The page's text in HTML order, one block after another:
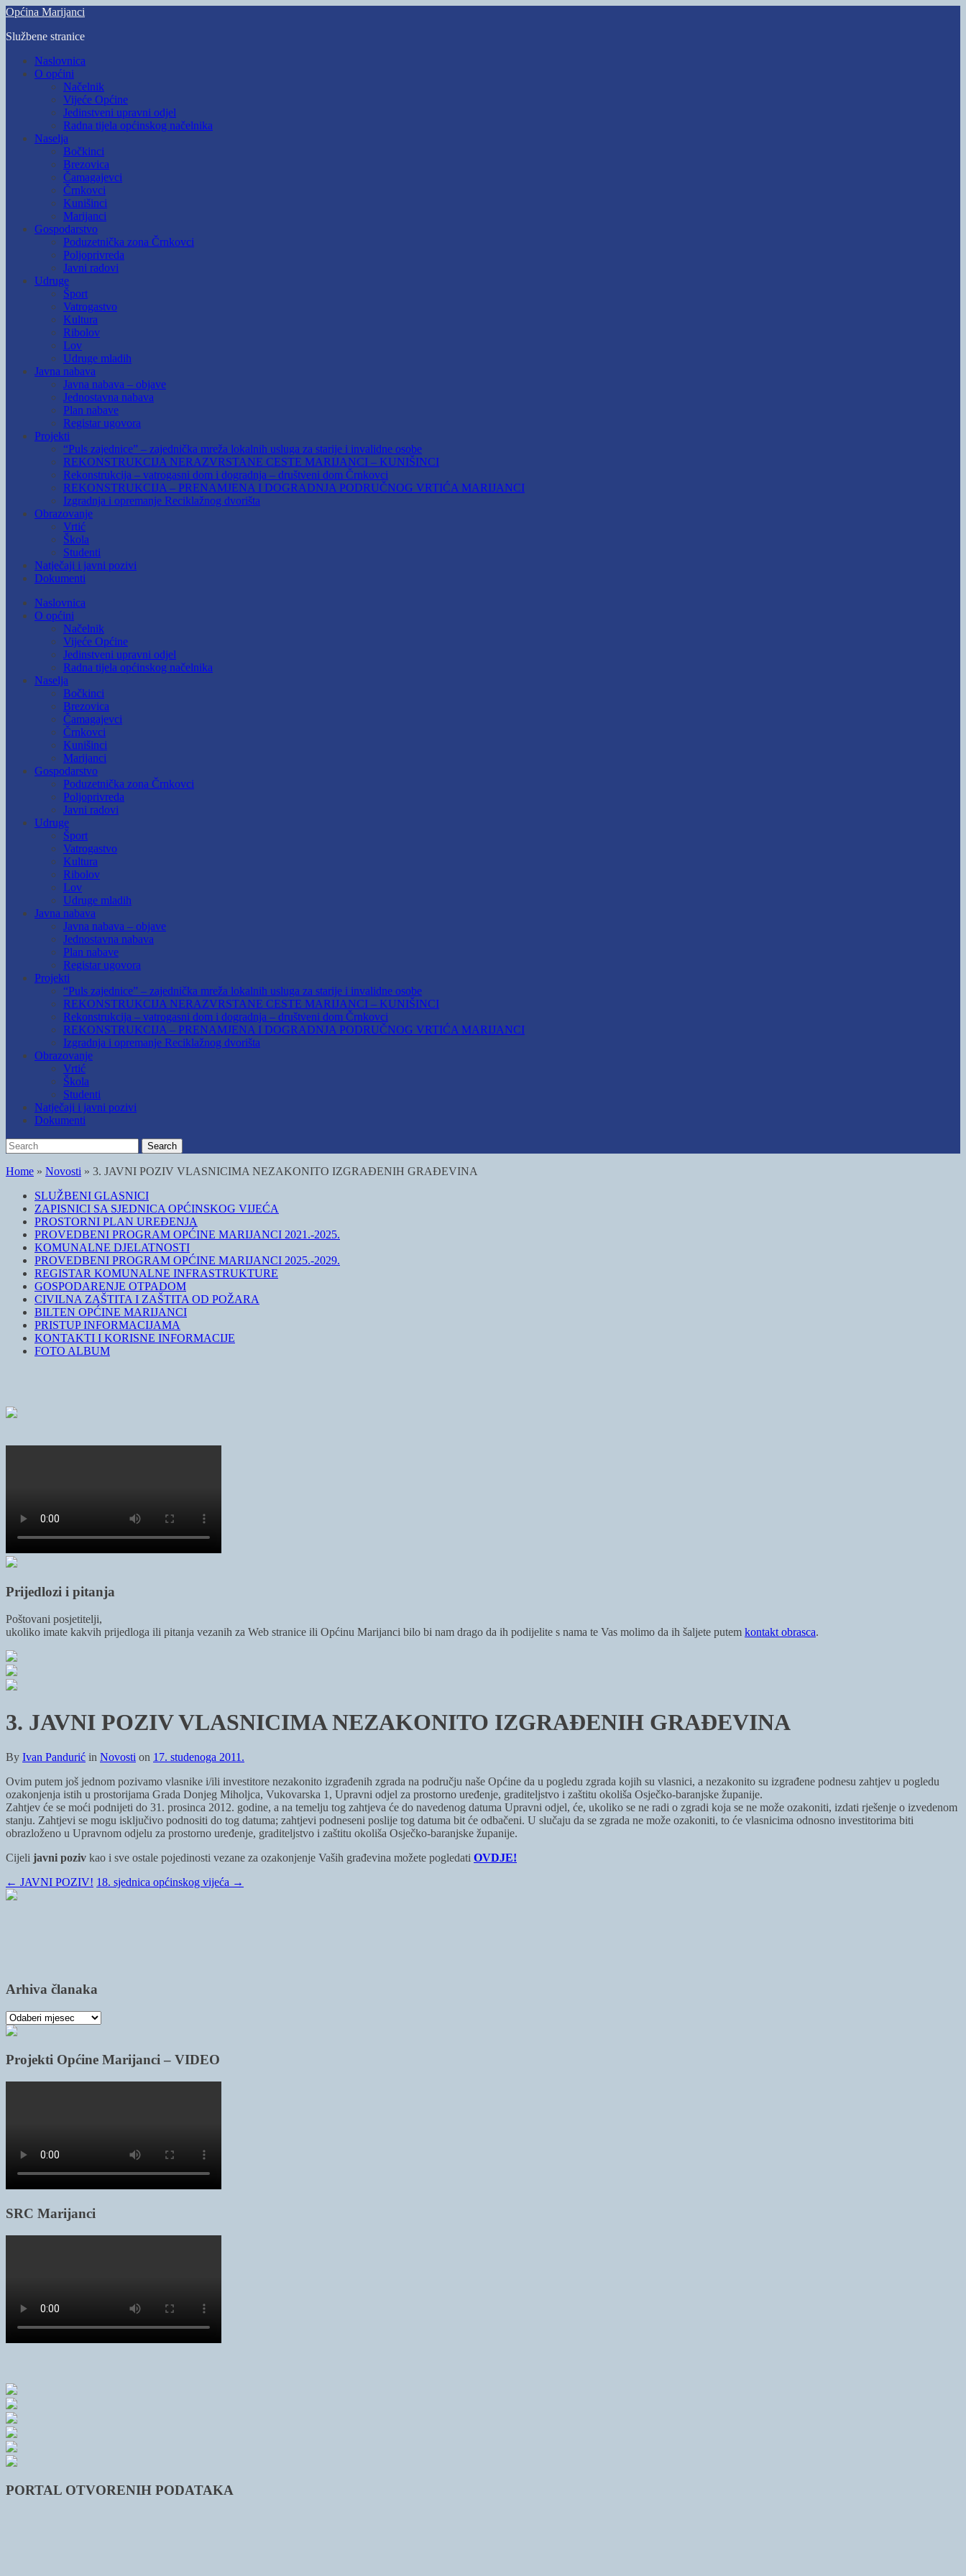
Skip
main
Općina Marijanci
Službene stranice
Toggle
mobile
Naslovnica
O općini
Načelnik
Vijeće Općine
Jedinstveni upravni odjel
Radna tijela općinskog načelnika
Naselja
Bočkinci
Brezovica
Čamagajevci
Črnkovci
Kunišinci
Marijanci
Gospodarstvo
Poduzetnička zona Črnkovci
Poljoprivreda
Javni radovi
Udruge
Šport
Vatrogastvo
Kultura
Ribolov
Lov
Udruge mladih
Javna nabava
Javna nabava – objave
Jednostavna nabava
Plan nabave
Registar ugovora
Projekti
“Puls zajednice” – zajednička mreža lokalnih usluga za starije i invalidne osobe
REKONSTRUKCIJA NERAZVRSTANE CESTE MARIJANCI – KUNIŠINCI
Rekonstrukcija – vatrogasni dom i dogradnja – društveni dom Črnkovci
REKONSTRUKCIJA – PRENAMJENA I DOGRADNJA PODRUČNOG VRTIĆA MARIJANCI
Izgradnja i opremanje Reciklažnog dvorišta
Obrazovanje
Vrtić
Škola
Studenti
Natječaji i javni pozivi
Dokumenti
Naslovnica
O općini
Načelnik
Vijeće Općine
Jedinstveni upravni odjel
Radna tijela općinskog načelnika
Naselja
Bočkinci
Brezovica
Čamagajevci
Črnkovci
Kunišinci
Marijanci
Gospodarstvo
Poduzetnička zona Črnkovci
Poljoprivreda
Javni radovi
Udruge
Šport
Vatrogastvo
Kultura
Ribolov
Lov
Udruge mladih
Javna nabava
Javna nabava – objave
Jednostavna nabava
Plan nabave
Registar ugovora
Projekti
“Puls zajednice” – zajednička mreža lokalnih usluga za starije i invalidne osobe
REKONSTRUKCIJA NERAZVRSTANE CESTE MARIJANCI – KUNIŠINCI
Rekonstrukcija – vatrogasni dom i dogradnja – društveni dom Črnkovci
REKONSTRUKCIJA – PRENAMJENA I DOGRADNJA PODRUČNOG VRTIĆA MARIJANCI
Izgradnja i opremanje Reciklažnog dvorišta
Obrazovanje
Vrtić
Škola
Studenti
Natječaji i javni pozivi
Dokumenti
Search
for:
Search
Home » Novosti » 3. JAVNI POZIV VLASNICIMA NEZAKONITO IZGRAĐENIH GRAĐEVINA
SLUŽBENI GLASNICI
ZAPISNICI SA SJEDNICA OPĆINSKOG VIJEĆA
PROSTORNI PLAN UREĐENJA
PROVEDBENI PROGRAM OPĆINE MARIJANCI 2021.-2025.
KOMUNALNE DJELATNOSTI
PROVEDBENI PROGRAM OPĆINE MARIJANCI 2025.-2029.
REGISTAR KOMUNALNE INFRASTRUKTURE
GOSPODARENJE OTPADOM
CIVILNA ZAŠTITA I ZAŠTITA OD POŽARA
BILTEN OPĆINE MARIJANCI
PRISTUP INFORMACIJAMA
KONTAKTI I KORISNE INFORMACIJE
FOTO ALBUM
Prijedlozi i pitanja
Poštovani posjetitelji,
ukoliko imate kakvih prijedloga ili pitanja vezanih za Web stranice ili Općinu Marijanci bilo bi nam drago da ih podijelite s nama te Vas molimo da ih šaljete putem kontakt obrasca.
3. JAVNI POZIV VLASNICIMA NEZAKONITO IZGRAĐENIH GRAĐEVINA
By Ivan Pandurić in Novosti on 17. studenoga 2011.
Ovim putem još jednom pozivamo vlasnike i/ili investitore nezakonito izgrađenih zgrada na području naše Općine da u pogledu zgrada kojih su vlasnici, a nezakonito su izgrađene podnesu zahtjev u pogledu
ozakonjenja istih u prostorijama Grada Donjeg Miholjca, Vukovarska 1, Upravni odjel za prostorno uređenje, graditeljstvo i zaštitu okoliša Osječko-baranjske županije.
Zahtjev će se moći podnijeti do 31. prosinca 2012. godine, a na temelju tog zahtjeva će do navedenog datuma Upravni odjel, će, ukoliko se ne radi o zgradi koja se ne može ozakoniti, izdati rješenje o izvedenom
stanju. Zahtjevi se mogu isključivo podnositi do tog datuma; zahtjevi podneseni poslije tog datuma bit će odbačeni. U slučaju da se zgrada ne može ozakoniti, to će vlasnicima odnosno investitorima biti
obrazloženo u Upravnom odjelu za prostorno uređenje, graditeljstvo i zaštitu okoliša Osječko-baranjske županije.
Cijeli javni poziv kao i sve ostale pojedinosti vezane za ozakonjenje Vaših građevina možete pogledati OVDJE!
← JAVNI POZIV! 18. sjednica općinskog vijeća →
Arhiva članaka
Arhiva
članaka
Projekti Općine Marijanci – VIDEO
SRC Marijanci
PORTAL OTVORENIH PODATAKA